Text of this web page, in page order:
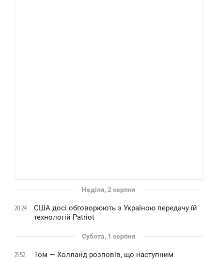
Неділя, 2 серпня
20:24
США досі обговорюють з Україною передачу їй
технологій Patriot
Субота, 1 серпня
21:52
Том — Холланд розповів, що наступним